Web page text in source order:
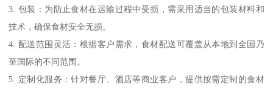
3. 包装：为防止食材在运输过程中受损，需采用适当的包装材料和
技术，确保食材安全无损。
4. 配送范围灵活：根据客户需求，食材配送可覆盖从本地到全国乃
至国际的不同范围。
5. 定制化服务：针对餐厅、酒店等商业客户，提供按需定制的食材